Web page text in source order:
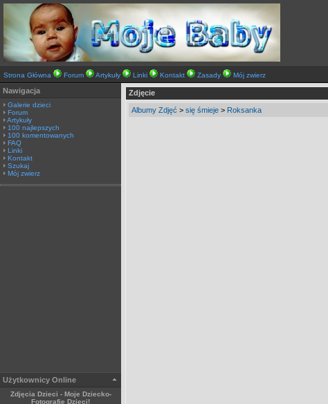
Strona Główna Forum Artykuły Linki Kontakt Zasady Mój zwierz
Nawigacja
Galerie dzieci
Forum
Artykuły
100 najlepszych
100 komentowanych
FAQ
Linki
Kontakt
Szukaj
Mój zwierz
Użytkownicy Online
Zdjęcia Dzieci - Moje Dziecko-
Fotografie Dzieci!
Zdjęcie
Albumy Zdjęć > się śmieje > Roksanka